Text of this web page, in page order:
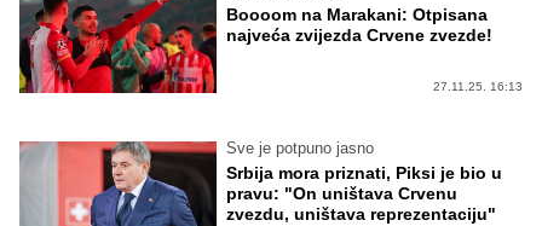
Boooom na Marakani: Otpisana
najveća zvijezda Crvene zvezde!
27.11.25. 16:13
Sve je potpuno jasno
Srbija mora priznati, Piksi je bio u
pravu: "On uništava Crvenu
zvezdu, uništava reprezentaciju"